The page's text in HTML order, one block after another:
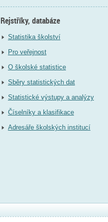
Rejstříky, databáze
Statistika školství
Pro veřejnost
O školské statistice
Sběry statistických dat
Statistické výstupy a analýzy
Číselníky a klasifikace
Adresáře školských institucí